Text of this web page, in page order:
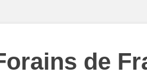
de